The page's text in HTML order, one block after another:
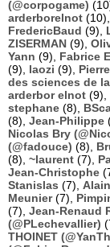
(@corpogame)
arderborelnot (10),
FredericBaud (9),
ZISERMAN (9),
Yann (9), Fabrice
(9), laozi (9),
des sciences de
arderbor elnot (9),
stephane (8),
(8), Jean-Philippe
Nicolas Bry
(@fadouce) (8),
(8), ~laurent (7),
Jean-Christophe
Stanislas (7), Alain
Meunier(7),
(7), Jean-Renaud
(@PLechevallier)
THOINET